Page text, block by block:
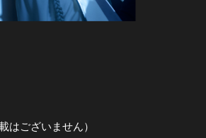
はございません）